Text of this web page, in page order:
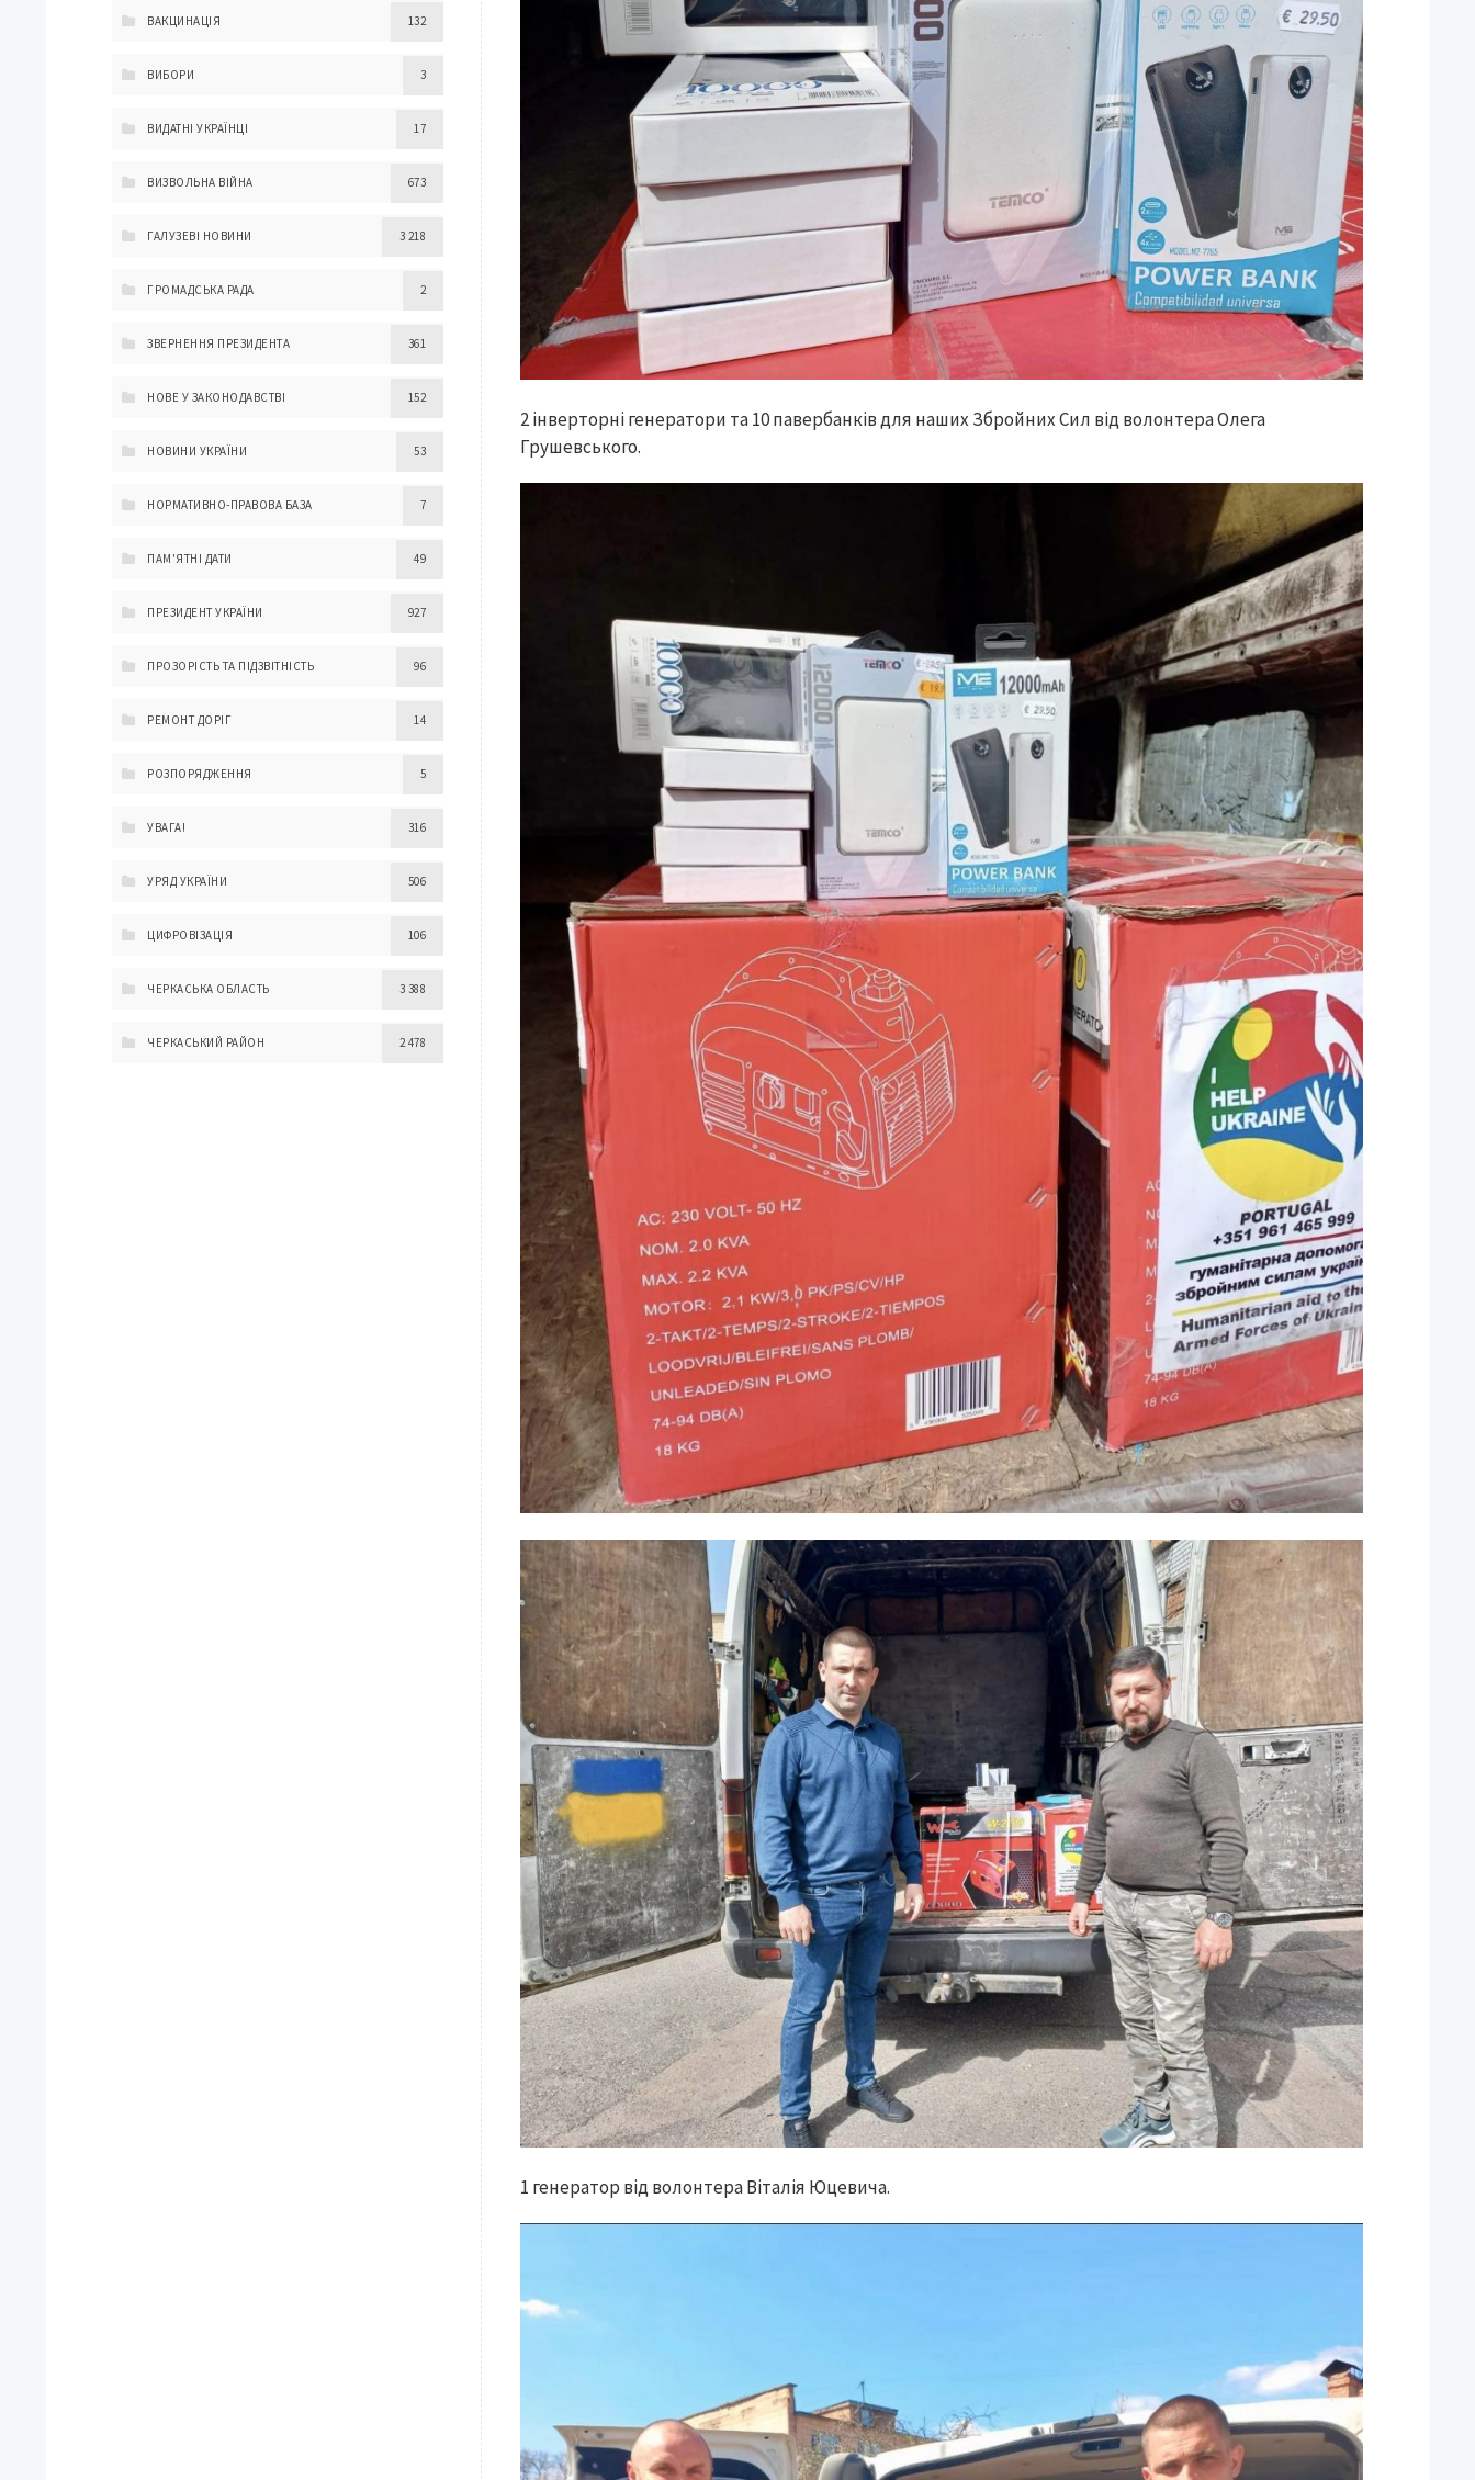
2 інверторні генератори та 10 павербанків для наших Збройних Сил від волонтера Олега
Грушевського.
1 генератор від волонтера Віталія Юцевича.
ВАКЦИНАЦІЯ 132
ВИБОРИ 3
ВИДАТНІ УКРАЇНЦІ 17
ВИЗВОЛЬНА ВІЙНА 673
ГАЛУЗЕВІ НОВИНИ 3 218
ГРОМАДСЬКА РАДА 2
ЗВЕРНЕННЯ ПРЕЗИДЕНТА 361
НОВЕ У ЗАКОНОДАВСТВІ 152
НОВИНИ УКРАЇНИ 53
НОРМАТИВНО-ПРАВОВА БАЗА 7
ПАМ'ЯТНІ ДАТИ 49
ПРЕЗИДЕНТ УКРАЇНИ 927
ПРОЗОРІСТЬ ТА ПІДЗВІТНІСТЬ 96
РЕМОНТ ДОРІГ 14
РОЗПОРЯДЖЕННЯ 5
УВАГА! 316
УРЯД УКРАЇНИ 506
ЦИФРОВІЗАЦІЯ 106
ЧЕРКАСЬКА ОБЛАСТЬ 3 388
ЧЕРКАСЬКИЙ РАЙОН 2 478